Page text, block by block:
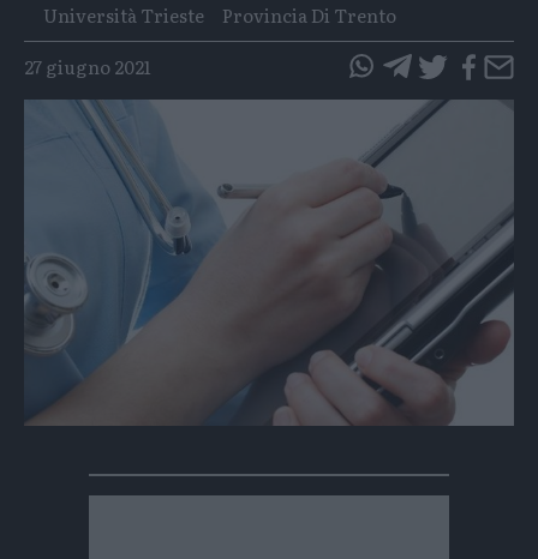
Università Trieste
Provincia Di Trento
27 giugno 2021
questo
articolo
Whatsapp
questo
articolo
su